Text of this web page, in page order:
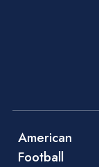
American
Football